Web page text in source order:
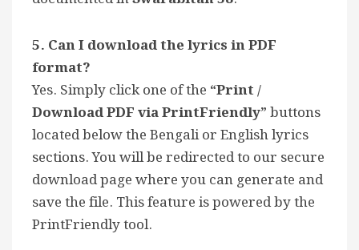
5. Can I download the lyrics in PDF
format?
Yes. Simply click one of the “Print /
Download PDF via PrintFriendly”buttons
located below the Bengali or English lyrics
sections. You will be redirected to our secure
download page where you can generate and
save the file. This feature is powered by the
PrintFriendly tool.